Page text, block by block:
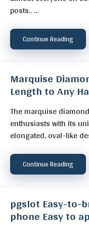
posts.. …
Continue Reading
Marquise
Length to Any
The marquise
enthusiasts with its
elongated, oval-like
Continue Reading
pgslot Easy-to-
phone Easy to